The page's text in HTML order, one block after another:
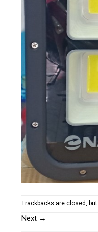
Trackbacks are closed,
Next →